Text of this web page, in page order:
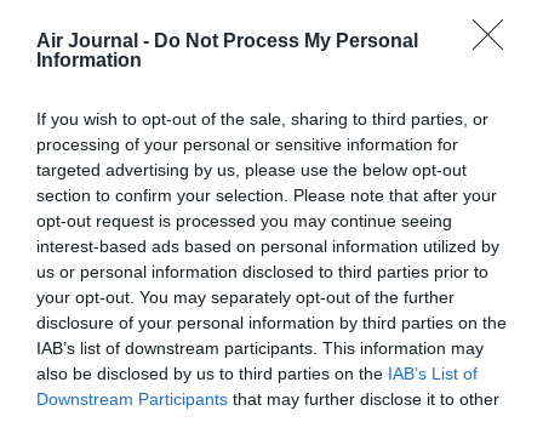
Air Journal - Do Not Process My Personal
Information
If you wish to opt-out of the sale, sharing to third parties, or
processing of your personal or sensitive information for
targeted advertising by us, please use the below opt-out
section to confirm your selection. Please note that after your
opt-out request is processed you may continue seeing
interest-based ads based on personal information utilized by
us or personal information disclosed to third parties prior to
your opt-out. You may separately opt-out of the further
disclosure of your personal information by third parties on the
IAB’s list of downstream participants. This information may
also be disclosed by us to third parties on the IAB’s List of
Downstream Participants that may further disclose it to other
Soutenez Air Journal participezà son
NOUS SOUTENIR
DERNIERS COMMENTAIRES